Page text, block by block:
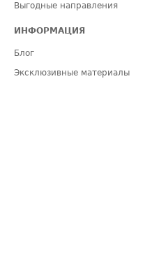
Выгодные направления
ИНФОРМАЦИЯ
Блог
Эксклюзивные материалы